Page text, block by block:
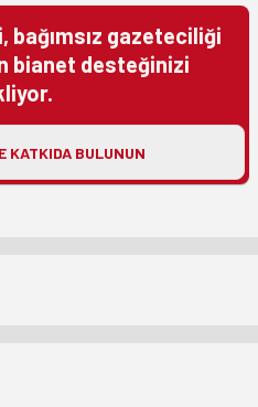
bağımsız gazeteciliği
bianet desteğinizi
KATKIDA BULUNUN